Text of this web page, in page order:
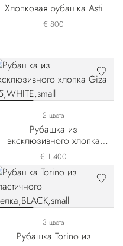
Хлопковая рубашка Asti
€ 800
2 цвета
Рубашка из
эксклюзивного хлопка
Giza 45
€ 1.400
3 цвета
Рубашка Torino из